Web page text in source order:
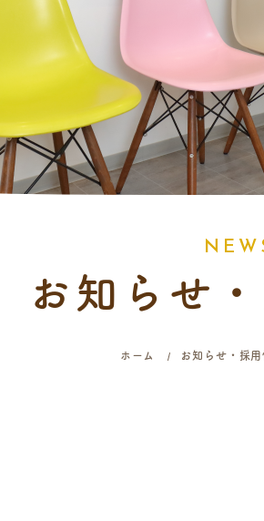
N E W
お知らせ
ホーム お知らせ・採用